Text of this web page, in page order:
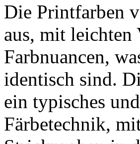
Die Printfarben
aus, mit leichten
Farbnuancen,
identisch sind.
ein typisches
Färbetechnik,